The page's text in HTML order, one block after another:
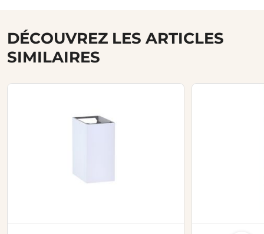
DÉCOUVREZ LES ARTICLES
SIMILAIRES